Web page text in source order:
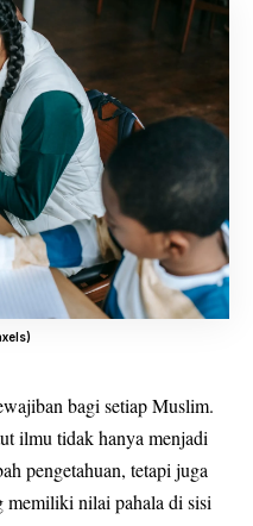
bagi setiap Muslim.
ilmu tidak hanya menjadi
pengetahuan, tetapi juga
memiliki nilai pahala di sisi